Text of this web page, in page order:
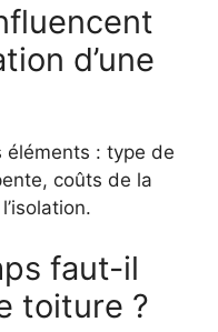
d’une
éléments : type de
coûts de la
faut-il
toiture ?